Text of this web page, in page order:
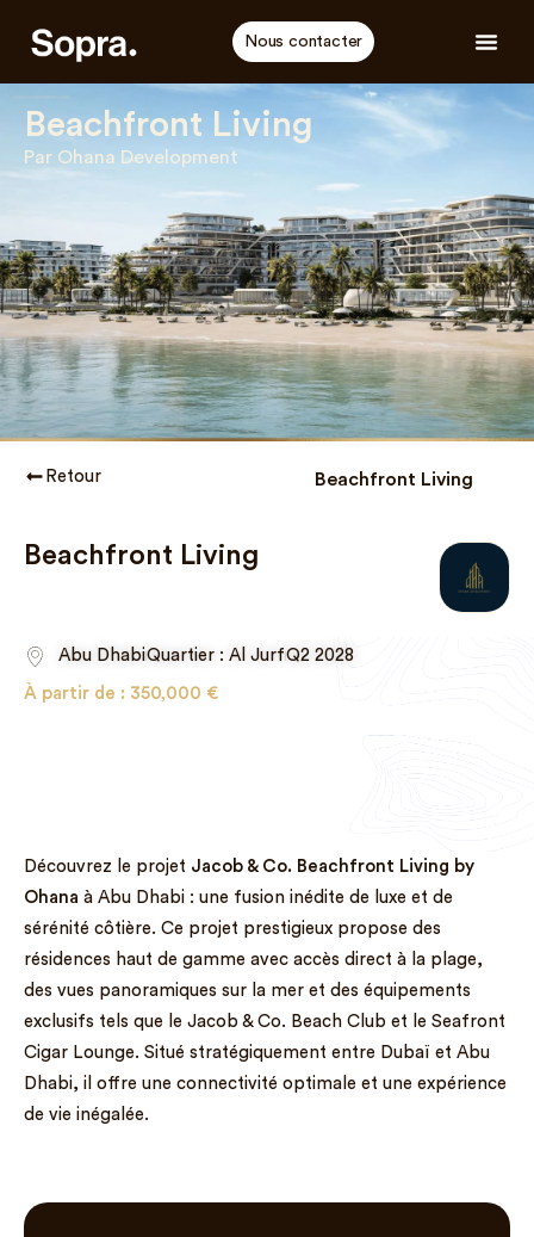
Nous contacter
Beachfront Living
Par Ohana Development
Retour Beachfront Living
Beachfront Living
Abu DhabiQuartier : Al JurfQ2 2028
À partir de : 350,000 €
Découvrez le projet Jacob & Co. Beachfront Living by
Ohana à Abu Dhabi : une fusion inédite de luxe et de
sérénité côtière. Ce projet prestigieux propose des
résidences haut de gamme avec accès direct à la plage,
des vues panoramiques sur la mer et des équipements
exclusifs tels que le Jacob & Co. Beach Club et le Seafront
Cigar Lounge. Situé stratégiquement entre Dubaï et Abu
Dhabi, il offre une connectivité optimale et une expérience
de vie inégalée.